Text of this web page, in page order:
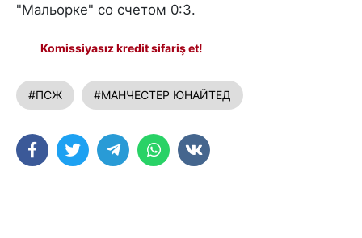
"Мальорке" со счетом 0:3.
Komissiyasız kredit sifariş et!
#ПСЖ #МАНЧЕСТЕР ЮНАЙТЕД